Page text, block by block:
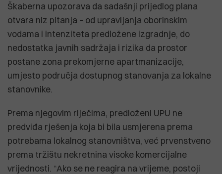
Škaberna upozorava da sadašnji prijedlog plana
otvara niz pitanja – od upravljanja oborinskim
vodama i intenziteta predložene izgradnje, do
nedostatka javnih sadržaja i rizika da prostor
postane zona prekomjerne apartmanizacije,
umjesto područja dostupnog stanovanja za lokalne
stanovnike.
Prema njegovim riječima, predloženi UPU ne
predviđa rješenja koja bi bila usmjerena prema
potrebama lokalnog stanovništva, već prvenstveno
prema tržištu nekretnina visoke komercijalne
vrijednosti. “Ako se ne reagira na vrijeme, postoji